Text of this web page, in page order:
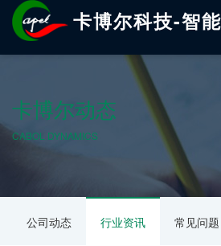
卡博尔科技-智
卡博尔动态
CABOL DYNAMICS
公司动态 行业资讯 常见问题